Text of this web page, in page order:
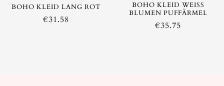
BOHO KLEID LANG ROT
€31.58
BOHO KLEID WEISS B
LUMEN PUFFÄRMEL
€35.75